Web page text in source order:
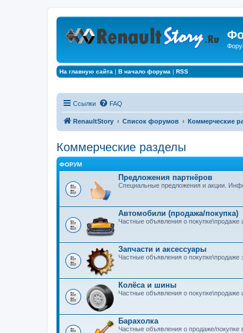
На главную сайта | В начало форума | RSS
Ссылки FAQ
RenaultStory Список форумов Коммерческие
Коммерческие разделы
ФОРУМ
Предложения партнёров
Специальные предложения и акции.
Автомобили (продажа/покупка)
Частные объявления о покупке\продаже
Запчасти и аксессуары
Частные объявления о покупке\продаже
Колёса и шины
Частные объявления о покупке\продаже
Барахолка
Частные объявления о продаже/